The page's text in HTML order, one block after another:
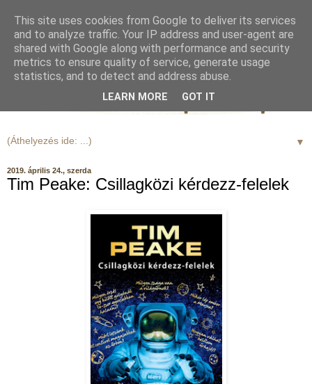
▼
2019. április 24., szerda
Tim Peake: Csillagközi kérdezz-felelek
This site uses cookies from Google to deliver its services
and to analyze traffic. Your IP address and user-agent are
shared with Google along with performance and security
metrics to ensure quality of service, generate usage
statistics, and to detect and address abuse.
LEARN MORE GOT IT